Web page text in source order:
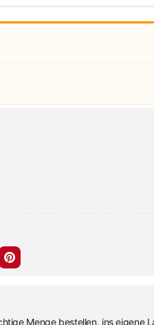
Menge bestellen, ins eigene